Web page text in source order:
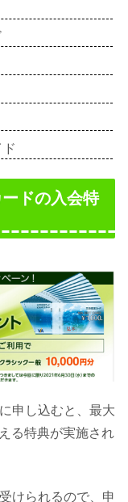
ドの入会特
申し込むと、最大
る特典が実施され
けられるので、申